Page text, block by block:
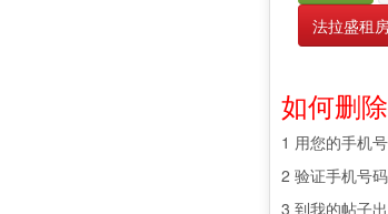
法拉盛租
如何删
1 用您的手机
2 验证手机号
3 到我的帖子